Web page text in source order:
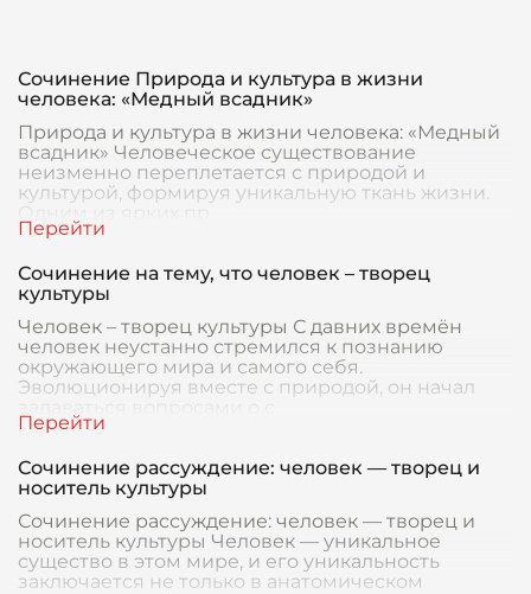
Сочинение Природа и культура в жизни
человека: «Медный всадник»
Природа и культура в жизни человека: «Медный
всадник» Человеческое существование
неизменно переплетается с природой и
культурой, формируя уникальную ткань жизни.
Одним из ярких пр
Сочинение на тему, что человек – творец
культуры
Человек – творец культуры С давних времён
человек неустанно стремился к познанию
окружающего мира и самого себя.
Эволюционируя вместе с природой, он начал
Сочинение рассуждение: человек — творец и
носитель культуры
Сочинение рассуждение: человек — творец и
носитель культуры Человек — уникальное
существо в этом мире, и его уникальность
заключается не только в анатомическом